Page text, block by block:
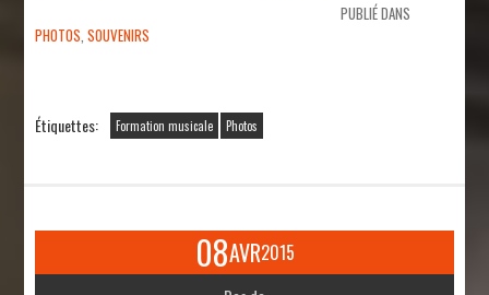
PUBLIÉ DANS
PHOTOS ,SOUVENIRS
Étiquettes: Formation musicale Photos
08AVR2015